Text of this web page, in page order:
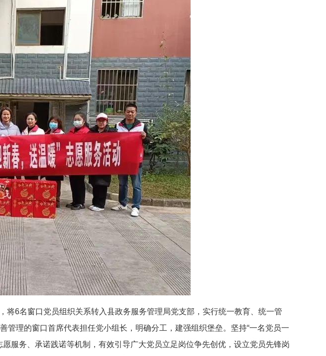
将6名窗口党员组织关系转入县政务服务管理局党支部，实行统一教育、统一管
理的窗口首席代表担任党小组长，明确分工，建强组织堡垒。坚持“一名党员一
服务、承诺践诺等机制，有效引导广大党员立足岗位争先创优，设立党员先锋岗